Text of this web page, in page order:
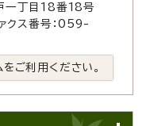
丁目18番18号
ス番号：059-
ご利用ください。